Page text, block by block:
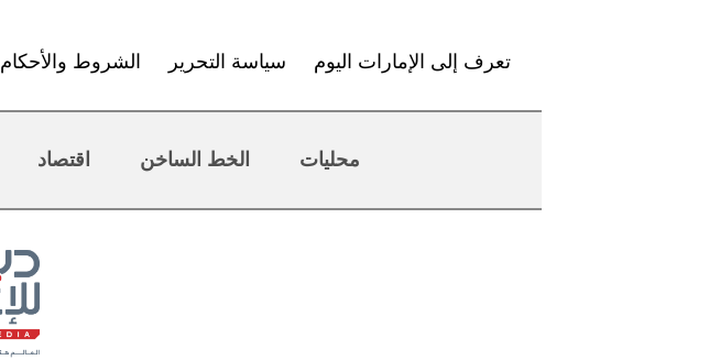
تعرف إلى الإمارات اليوم سياسة التحرير الشروط والأحكام
محليات الخط الساخن اقتصاد